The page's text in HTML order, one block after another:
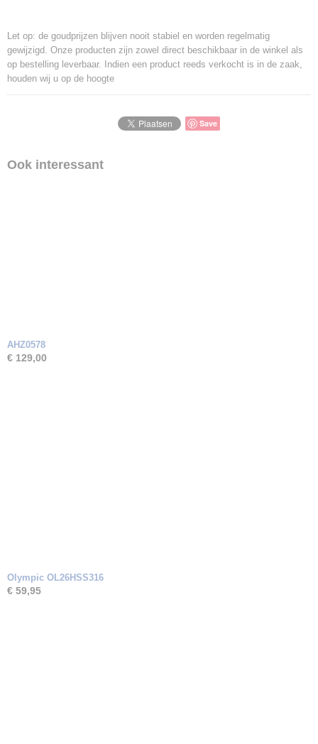
Let op: de goudprijzen blijven nooit stabiel en worden regelmatig
gewijzigd. Onze producten zijn zowel direct beschikbaar in de winkel als
op bestelling leverbaar. Indien een product reeds verkocht is in de zaak,
houden wij u op de hoogte
Save
Ook interessant
AHZ0578
€ 129,00
Olympic OL26HSS316
€ 59,95